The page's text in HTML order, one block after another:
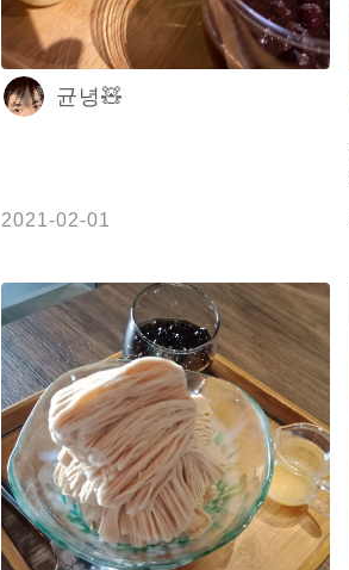
規中矩的順口好吃😋 - 🔶裝潢環境 🌕🌕🌕
🌗🌑 （3.5/5） 我覺得內用環境因為生意
太好有些擁擠 店內也有販賣火鍋跟水果手
搖飲！ 然後缺點是每個人要低消80元、
得保寶飽in新北 - 🌟以上資訊均代表公館
館美食 #台北午餐 #台北餐廳 #台北美食
#台北必吃 #手機食先 #公館冰品 #台灣
美食 #台北 #台北美食地圖 #雙北小吃 #
中正區美食 #雙北美食 #台灣大學 #台北
宵夜 #taiwanfood #taipeifood #中正區
#台大美食 #taipei #台北美食推薦 #台北
好吃 #台大小吃
균녕🧸
2021-02-01